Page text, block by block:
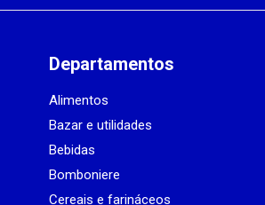
Departamentos
Alimentos
Bazar e utilidades
Bebidas
Bomboniere
Cereais e farináceos